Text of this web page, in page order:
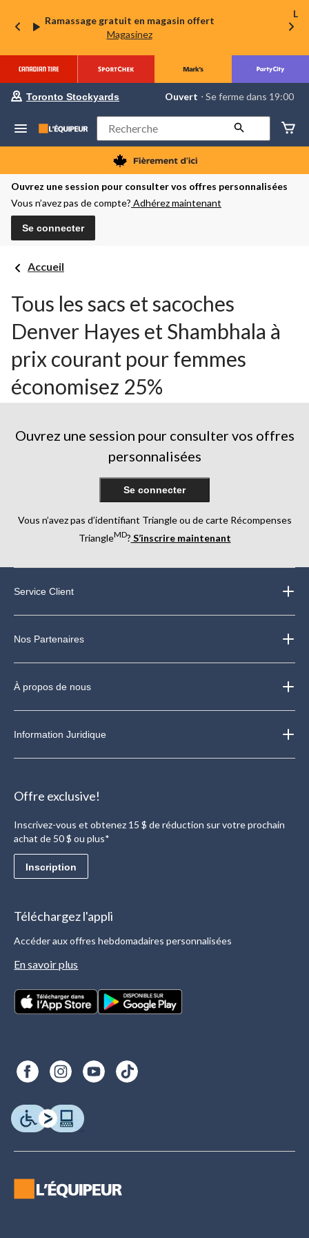
Ramassage gratuit en magasin offert
Magasinez
La
votre
préféré
Toronto
Stockyards,
courament
Ouvert,
Se
dans
Toronto Stockyards Ouvert ⋅ Se ferme dans 19:00
Rechercher
Ouvrez une session pour consulter vos offres personnalisées
Vous n’avez pas de compte? Adhérez maintenant
Se connecter
Accueil
Tous les sacs et sacoches
Denver Hayes et Shambhala à
prix courant pour femmes
économisez 25%
Ouvrez une session pour consulter vos offres
personnalisées
Se connecter
Vous n’avez pas d’identifiant Triangle ou de carte Récompenses
TriangleMD? S’inscrire maintenant
Service Client
Nos Partenaires
À propos de nous
Information Juridique
Offre exclusive!
Inscrivez-vous et obtenez 15 $ de réduction sur votre prochain
achat de 50 $ ou plus*
Inscription
Téléchargez l'appli
Accéder aux offres hebdomadaires personnalisées
En savoir plus